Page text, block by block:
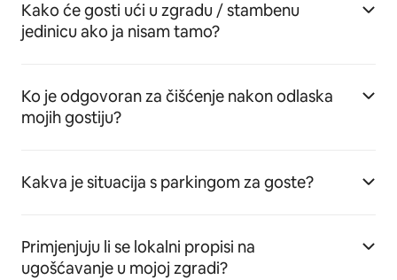
Kako će gosti ući u zgradu / stambenu
jedinicu ako ja nisam tamo?
Ko je odgovoran za čišćenje nakon odlaska
mojih gostiju?
Kakva je situacija s parkingom za goste?
Primjenjuju li se lokalni propisi na
ugošćavanje u mojoj zgradi?